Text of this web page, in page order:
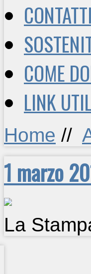
CONTATTI
COME
LINK
Home //
1 marzo
La